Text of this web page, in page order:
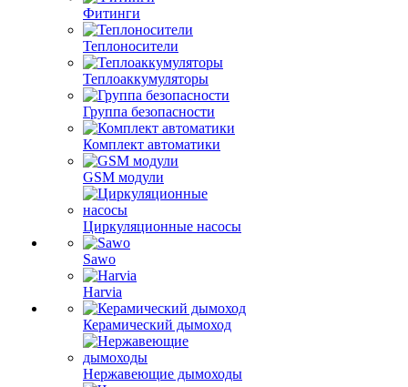
Фитинги
Теплоносители
Теплоаккумуляторы
Группа безопасности
Комплект автоматики
GSM модули
Циркуляционные насосы
Sawo
Harvia
Керамический дымоход
Нержавеющие дымоходы